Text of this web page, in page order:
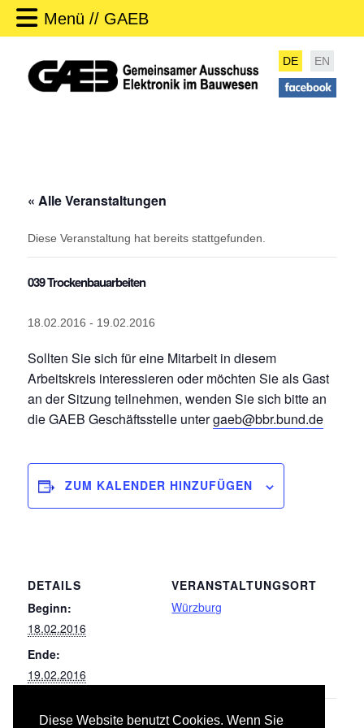
Diese Website benutzt Cookies. Wenn Sie
Menü // GAEB
DE EN
« Alle Veranstaltungen
Diese Veranstaltung hat bereits stattgefunden.
039 Trockenbauarbeiten
18.02.2016 - 19.02.2016
Sollten Sie sich für eine Mitarbeit in diesem
Arbeitskreis interessieren oder möchten Sie als Gast
an der Sitzung teilnehmen, wenden Sie sich bitte an
die GAEB Geschäftsstelle untergaeb@bbr.bund.de
ZUM KALENDER HINZUFÜGEN
DETAILS
Beginn:
18.02.2016
Ende:
19.02.2016
VERANSTALTUNGSORT
Würzburg
032 084/ 087 Abbruch-, Rückbau- und